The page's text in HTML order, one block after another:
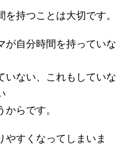
持つことは大切です。
が自分時間を持っていな
いない、これもしていな
らです。
やすくなってしまいま